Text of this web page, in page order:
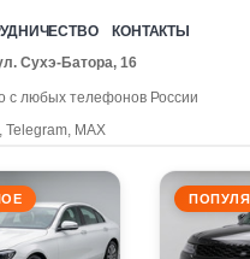
КОНТАКТЫ
Сухэ-Батора, 16
с любых телефонов России
Telegram, MAX